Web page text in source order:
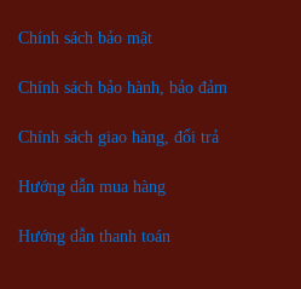
Chính sách bảo mật
Chính sách bảo hành, bảo đảm
Chính sách giao hàng, đổi trả
Hướng dẫn mua hàng
Hướng dẫn thanh toán